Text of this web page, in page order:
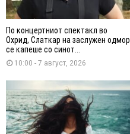
По концертниот спектакл во
Охрид, Слаткар на заслужен одмор
се капеше со синот...
10:00 - 7 август, 2026